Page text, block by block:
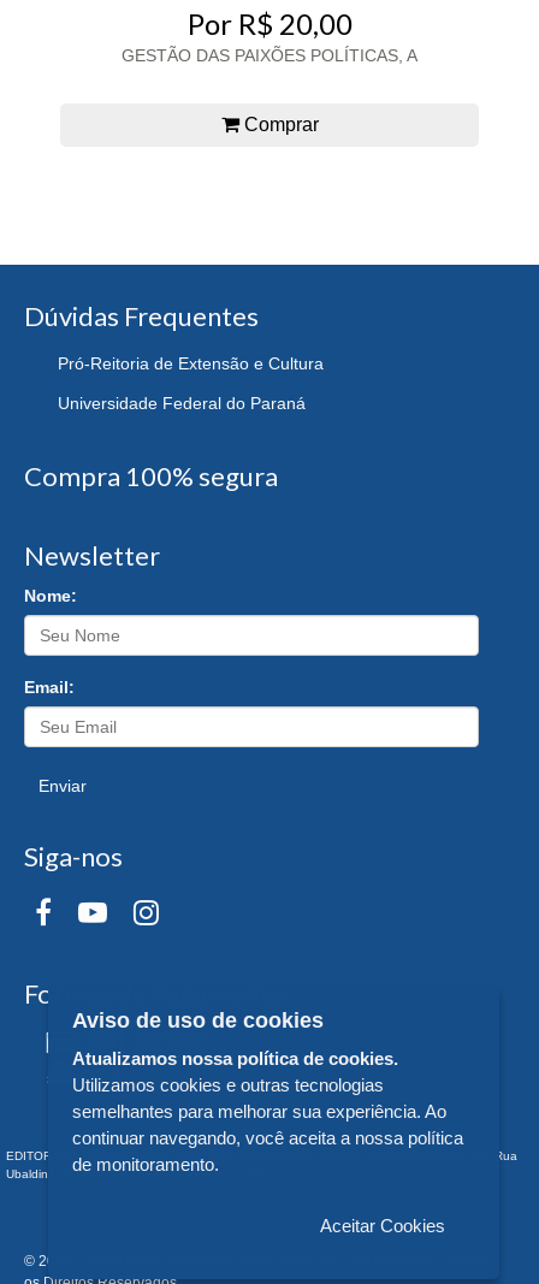
Por R$ 20,00
GESTÃO DAS PAIXÕES POLÍTICAS, A
Comprar
Dúvidas Frequentes
Pró-Reitoria de Extensão e Cultura
Universidade Federal do Paraná
Compra 100% segura
Newsletter
Nome:
Email:
Enviar
Siga-nos
Formas de Pagamento
EDITORA DA UNIVERSIDADE FEDERAL DO PARANÁ - CNPJ n° 75.095.679/0011-10 - Rua
Ubaldino do Amaral, 321 - Alto da Glória - - PR
© 2026 EDITORA DA UNIVERSIDADE FEDERAL DO PARANÁ - Todos
Aviso de uso de cookies
Atualizamos nossa política de cookies.
Utilizamos cookies e outras tecnologias
semelhantes para melhorar sua experiência. Ao
continuar navegando, você aceita a nossa política
de monitoramento.
Aceitar Cookies